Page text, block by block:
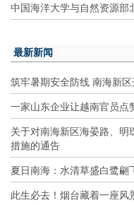
中国海洋大学与自然资源部
最新新闻
筑牢暑期安全防线 南海新
一家山东企业让越南官员点
关于对南海新区海晏路、
措施的通告
夏日南海：水清草盛白鹭翩
此生必去！烟台藏着一座风